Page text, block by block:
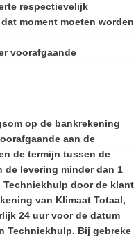
respectievelijk
moment moeten worden
voorafgaande
op de bankrekening
aan de
de termijn tussen de
de levering minder dan 1
Techniekhulp door de klant
van Klimaat Totaal,
24 uur voor de datum
Techniekhulp. Bij gebreke